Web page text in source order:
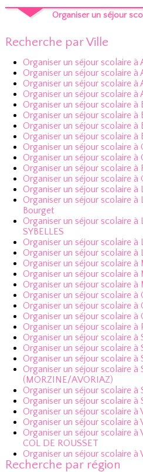
Organiser un séjour
Recherche par Ville
Organiser un séjour scolaire à
Organiser un séjour scolaire
Organiser un séjour scolaire à
Organiser un séjour scolaire à
Organiser un séjour scolaire à
Organiser un séjour scolaire à
Organiser un séjour scolaire à
Organiser un séjour scolaire à
Organiser un séjour scolaire à
Organiser un séjour scolaire à
Organiser un séjour scolaire à
Organiser un séjour scolaire à
Organiser un séjour scolaire à
Organiser un séjour scolaire
Bourget
Organiser un séjour scolaire à
SYBELLES
Organiser un séjour scolaire à
Organiser un séjour scolaire à
Organiser un séjour scolaire à
Organiser un séjour scolaire à
Organiser un séjour scolaire
Organiser un séjour scolaire à
Organiser un séjour scolaire à
Organiser un séjour scolaire à
Organiser un séjour scolaire à
Organiser un séjour scolaire à
Organiser un séjour scolaire
Organiser un séjour scolaire à
Organiser un séjour scolaire à
(MORZINE/AVORIAZ)
Organiser un séjour scolaire à
Organiser un séjour scolaire à
Organiser un séjour scolaire à
Organiser un séjour scolaire à
Organiser un séjour scolaire
COL DE ROUSSET
Organiser un séjour scolaire à
Recherche par région